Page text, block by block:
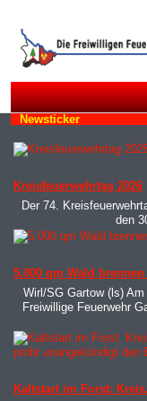
Newsticker
Kreisfeuerwehrtag 2026
Der 74.
den
5.000 qm Wald
Wirl/SG Gartow (ls)
Freiwillige Feuerwehr
Kaltstart im Forst: